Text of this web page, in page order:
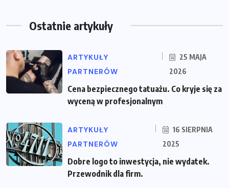
Ostatnie artykuły
ARTYKUŁY
PARTNERÓW
25 MAJA
2026
Cena bezpiecznego tatuażu. Co kryje się za
wyceną w profesjonalnym
ARTYKUŁY
PARTNERÓW
16 SIERPNIA
2025
Dobre logo to inwestycja, nie wydatek.
Przewodnik dla firm.